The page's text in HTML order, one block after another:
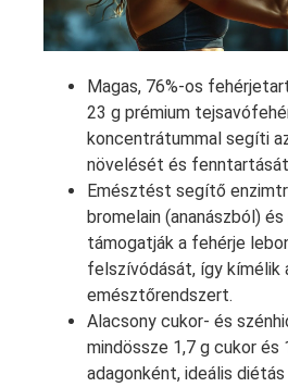
Magas, 76%-os
23 g prémium
koncentrátummal segíti
növelését és
Emésztést segítő
bromelain (ananászból)
támogatják a fehérje
felszívódását, így kímélik
emésztőrendszert.
Alacsony cukor- és
mindössze 1,7 g cukor és
adagonként, ideális